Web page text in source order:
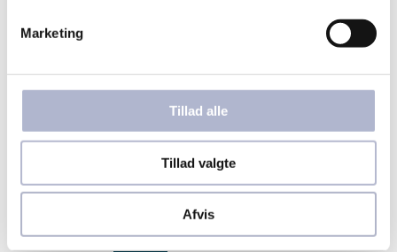
Marketing
Tillad alle
Tillad valgte
Afvis
L&G
Nordahl Jewellery
Nuran
Pernille Corydon